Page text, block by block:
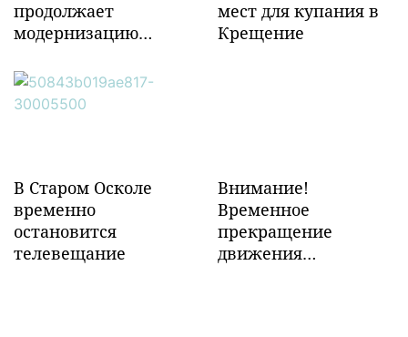
продолжает
модернизацию
инфраструктуры в
Забайкалье
мест для купания в
Крещение
В Старом Осколе
временно
остановится
телевещание
Внимание!
Временное
прекращение
движения